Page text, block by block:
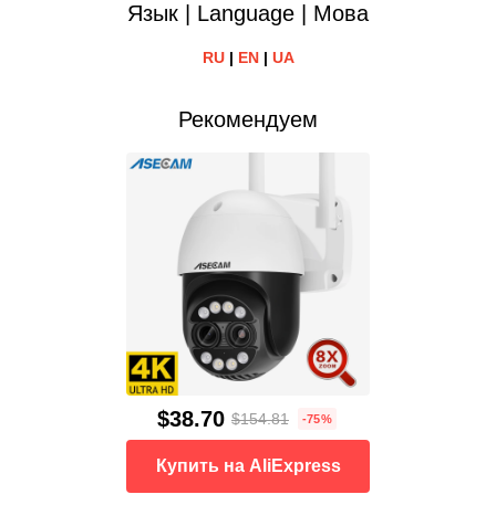
Язык | Language | Мова
RU| EN| UA
Рекомендуем
$38.70 $154.81 -75%
Купить на AliExpress